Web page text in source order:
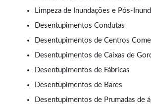
Limpeza de Inundações e Pós-
Desentupimentos Condutas
Desentupimentos de Centros
Desentupimentos de Caixas de
Desentupimentos de Fábricas
Desentupimentos de Bares
Desentupimentos de Prumadas de